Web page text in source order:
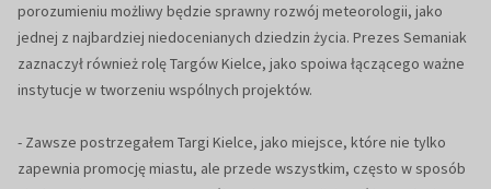
porozumieniu możliwy będzie sprawny rozwój meteorologii, jako
jednej z najbardziej niedocenianych dziedzin życia. Prezes Semaniak
zaznaczył również rolę Targów Kielce, jako spoiwa łączącego ważne
instytucje w tworzeniu wspólnych projektów.
- Zawsze postrzegałem Targi Kielce, jako miejsce, które nie tylko
zapewnia promocję miastu, ale przede wszystkim, często w sposób